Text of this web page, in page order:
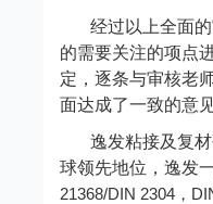
经过以上全面
的需要关注的项点
定，逐条与审核老
面达成了一致的意见
逸发粘接及复
球领先地位，逸发
21368/DIN 2304，